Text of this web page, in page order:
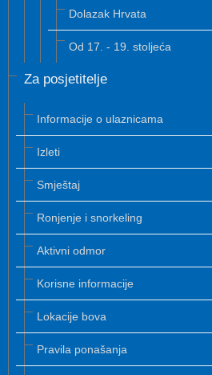
Dolazak Hrvata
Od 17. - 19. stoljeća
Za posjetitelje
Informacije o ulaznicama
Izleti
Smještaj
Ronjenje i snorkeling
Aktivni odmor
Korisne informacije
Lokacije bova
Pravila ponašanja